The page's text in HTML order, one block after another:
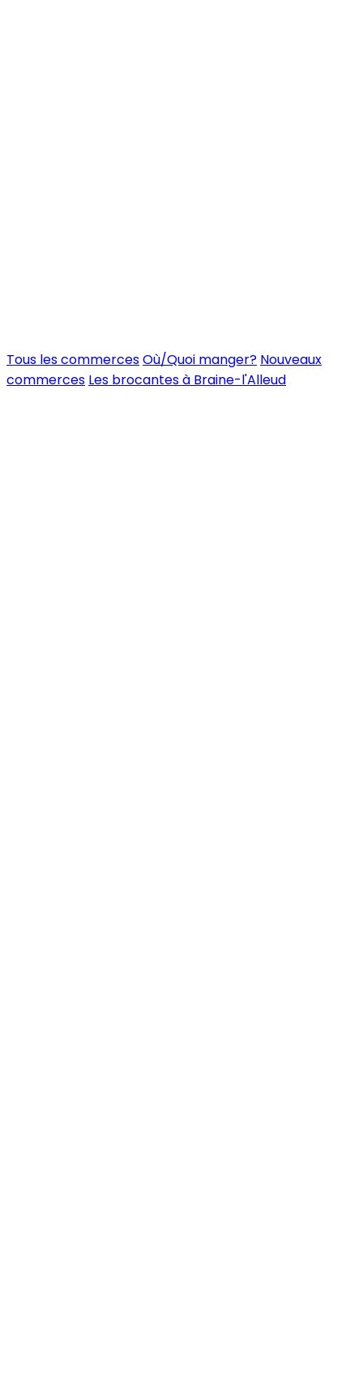
Tous les commercesOù/Quoi manger? Nouveaux
commerces Les brocantes à Braine-l'Alleud